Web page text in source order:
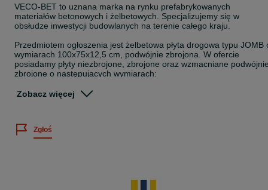
VECO-BET to uznana marka na rynku prefabrykowanych
materiałów betonowych i żelbetowych. Specjalizujemy się w
obsłudze inwestycji budowlanych na terenie całego kraju.
Przedmiotem ogłoszenia jest żelbetowa płyta drogowa typu JOMB
wymiarach 100x75x12,5 cm, podwójnie zbrojona. W ofercie
posiadamy płyty niezbrojone, zbrojone oraz wzmacniane
zbrojone o następujących wymiarach:
- 100x75x12,5 cm
- 175x100x15 cm
- inne na zamówienie
prawidłowe odwodnienie nawierzchni.
Zobacz więcej
Zgłoś